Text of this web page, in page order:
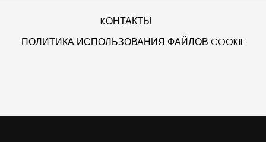
KОНТАКТЫ
ПОЛИТИКА ИСПОЛЬЗОВАНИЯ ФАЙЛОВ COOKIE